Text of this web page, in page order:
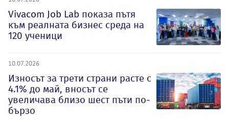
Vivacom Job Lab показа пътя
към реалната бизнес среда на
120 ученици
10.07.2026
Износът за трети страни расте с
4.1% до май, вносът се
увеличава близо шест пъти по-
бързо